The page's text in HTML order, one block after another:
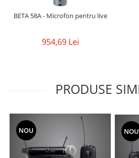
BETA 58A - Microfon pentru live
954,69 Lei
PRODUSE
NOU NOU